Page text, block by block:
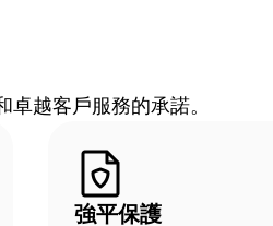
越客戶服務的承諾。
強平保護